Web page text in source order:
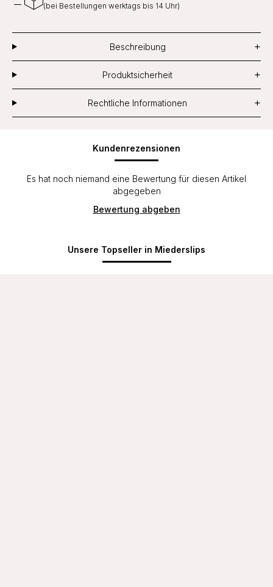
(bei Bestellungen werktags bis 14 Uhr)
Beschreibung +
Produktsicherheit +
Rechtliche Informationen +
Kundenrezensionen
Es hat noch niemand eine Bewertung für diesen Artikel
abgegeben
Bewertung abgeben
Unsere Topseller in Miederslips